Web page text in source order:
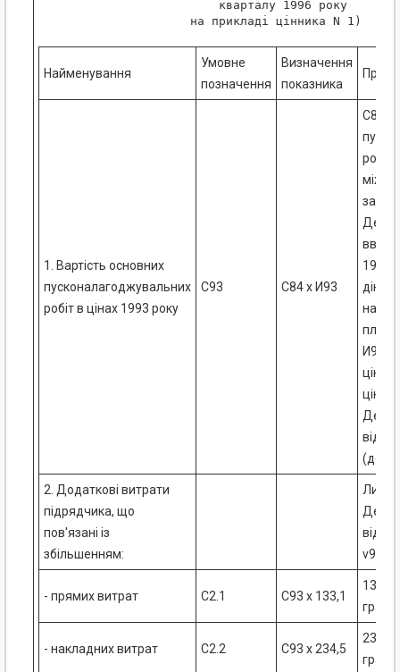
                        кварталу 1996 року
Найменування
Умовне
позначення
Визначення
показника
1. Вартість основних
пусконалагоджувальних
робіт в цінах 1993 року
С93 С84 х И93
С84 -
1984
И93 -
цін
ціни
від
2. Додаткові витрати
підрядчика, що
пов'язані із
збільшенням:
Лист
від
- прямих витрат С2.1 С93 х 133,1
133,1
- накладних витрат С2.2 С93 х 234,5
234,5